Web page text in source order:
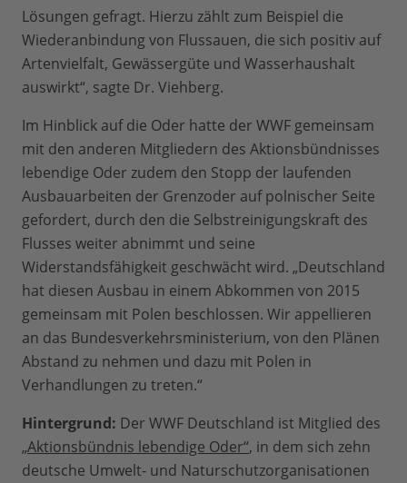
Lösungen gefragt. Hierzu zählt zum Beispiel die
Wiederanbindung von Flussauen, die sich positiv auf
Artenvielfalt, Gewässergüte und Wasserhaushalt
auswirkt“, sagte Dr. Viehberg.
Im Hinblick auf die Oder hatte der WWF gemeinsam
mit den anderen Mitgliedern des Aktionsbündnisses
lebendige Oder zudem den Stopp der laufenden
Ausbauarbeiten der Grenzoder auf polnischer Seite
gefordert, durch den die Selbstreinigungskraft des
Flusses weiter abnimmt und seine
Widerstandsfähigkeit geschwächt wird. „Deutschland
hat diesen Ausbau in einem Abkommen von 2015
gemeinsam mit Polen beschlossen. Wir appellieren
an das Bundesverkehrsministerium, von den Plänen
Abstand zu nehmen und dazu mit Polen in
Verhandlungen zu treten.“
Hintergrund: Der WWF Deutschland ist Mitglied des
„Aktionsbündnis lebendige Oder“, in dem sich zehn
deutsche Umwelt- und Naturschutzorganisationen